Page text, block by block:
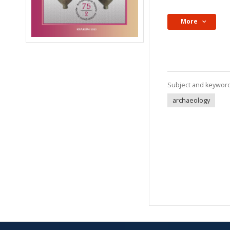
More
Subject and
archaeology